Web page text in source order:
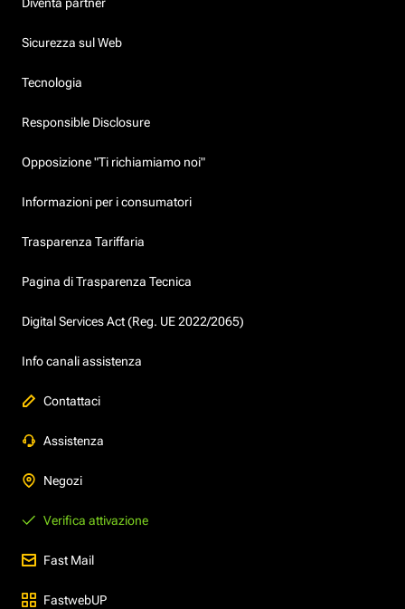
Diventa partner
Sicurezza sul Web
Tecnologia
Responsible Disclosure
Opposizione "Ti richiamiamo noi"
Informazioni per i consumatori
Trasparenza Tariffaria
Pagina di Trasparenza Tecnica
Digital Services Act (Reg. UE 2022/2065)
Info canali assistenza
Contattaci
Assistenza
Negozi
Verifica attivazione
Fast Mail
FastwebUP